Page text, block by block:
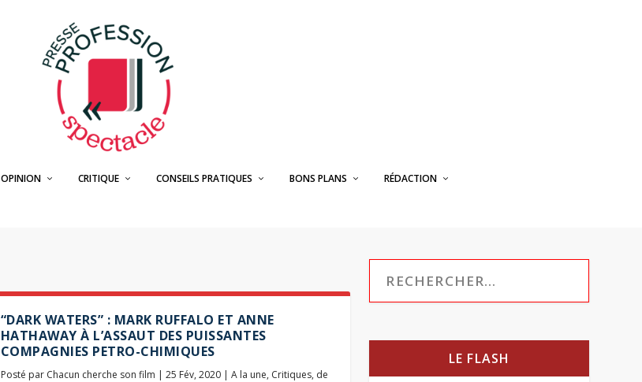
OPINION CRITIQUE CONSEILS PRATIQUES BONS PLANS RÉDACTION
“DARK WATERS” : MARK RUFFALO ET ANNE
HATHAWAY À L’ASSAUT DES PUISSANTES
COMPAGNIES PETRO-CHIMIQUES
Posté par Chacun cherche son film | 25 Fév, 2020| A la une, Critiques, de
LE FLASH